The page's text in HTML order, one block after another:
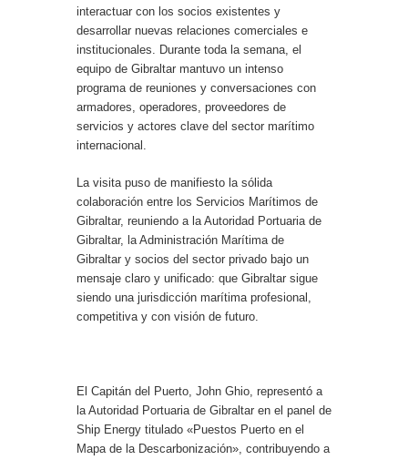
interactuar con los socios existentes y
desarrollar nuevas relaciones comerciales e
institucionales. Durante toda la semana, el
equipo de Gibraltar mantuvo un intenso
programa de reuniones y conversaciones con
armadores, operadores, proveedores de
servicios y actores clave del sector marítimo
internacional.
La visita puso de manifiesto la sólida
colaboración entre los Servicios Marítimos de
Gibraltar, reuniendo a la Autoridad Portuaria de
Gibraltar, la Administración Marítima de
Gibraltar y socios del sector privado bajo un
mensaje claro y unificado: que Gibraltar sigue
siendo una jurisdicción marítima profesional,
competitiva y con visión de futuro.
El Capitán del Puerto, John Ghio, representó a
la Autoridad Portuaria de Gibraltar en el panel de
Ship Energy titulado «Puestos Puerto en el
Mapa de la Descarbonización», contribuyendo a